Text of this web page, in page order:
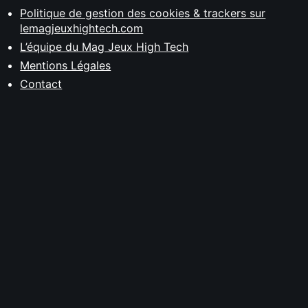
Politique de gestion des cookies & trackers sur
lemagjeuxhightech.com
L’équipe du Mag Jeux High Tech
Mentions Légales
Contact